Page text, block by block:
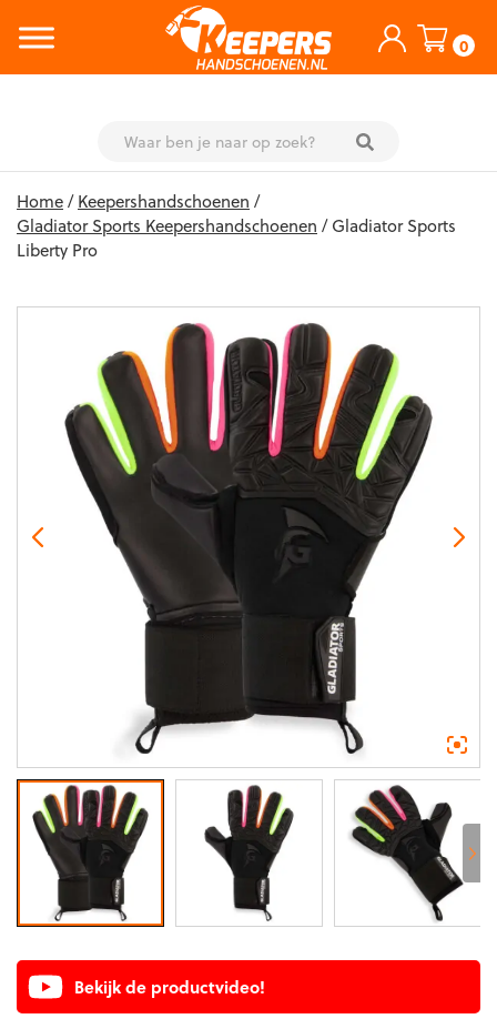
0
content
Home/Keepershandschoenen /
Gladiator Sports Keepershandschoenen / Gladiator Sports
Liberty Pro
Bekijk de productvideo!